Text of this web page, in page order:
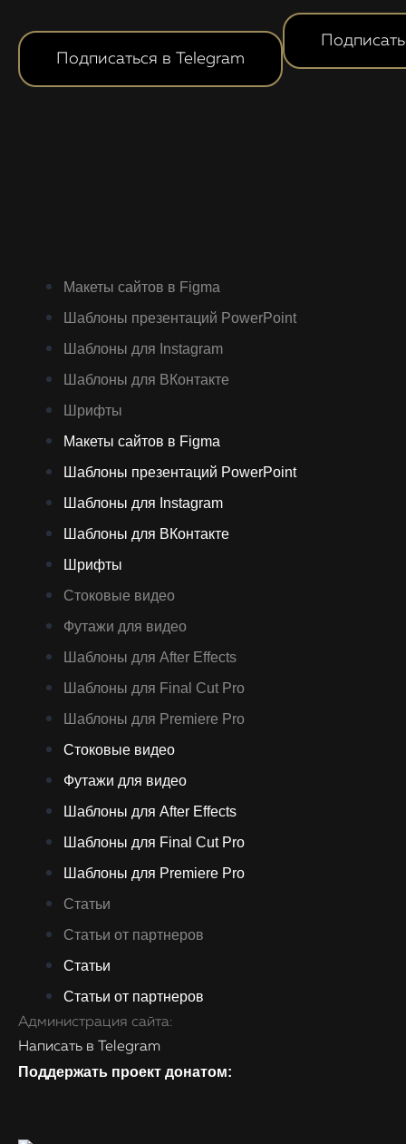
Подписаться в Telegram
Макеты сайтов в Figma
Шаблоны презентаций PowerPoint
Шаблоны для Instagram
Шаблоны для ВКонтакте
Шрифты
Макеты сайтов в Figma
Шаблоны презентаций PowerPoint
Шаблоны для Instagram
Шаблоны для ВКонтакте
Шрифты
Стоковые видео
Футажи для видео
Шаблоны для After Effects
Шаблоны для Final Cut Pro
Шаблоны для Premiere Pro
Стоковые видео
Футажи для видео
Шаблоны для After Effects
Шаблоны для Final Cut Pro
Шаблоны для Premiere Pro
Статьи
Статьи от партнеров
Статьи
Статьи от партнеров
Администрация сайта:
Написать в Telegram
Поддержать проект донатом: